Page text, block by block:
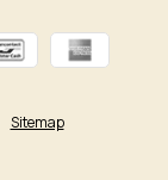
Sitemap